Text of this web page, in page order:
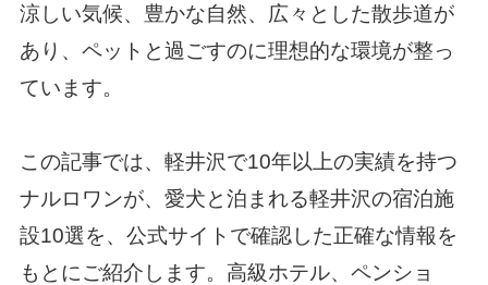
涼しい気候、豊かな自然、広々とした散歩道が
あり、ペットと過ごすのに理想的な環境が整っ
ています。
この記事では、軽井沢で10年以上の実績を持つ
ナルロワンが、愛犬と泊まれる軽井沢の宿泊施
設10選を、公式サイトで確認した正確な情報を
もとにご紹介します。高級ホテル、ペンショ